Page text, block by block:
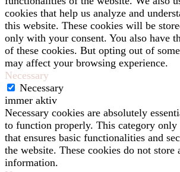
cookies that help us analyze and
this website. These cookies will be
only with your consent. You also have
of these cookies. But opting out of
may affect your browsing experience.
Necessary
Necessary
immer aktiv
Necessary cookies are absolutely
to function properly. This category only
that ensures basic functionalities and
the website. These cookies do not store
information.